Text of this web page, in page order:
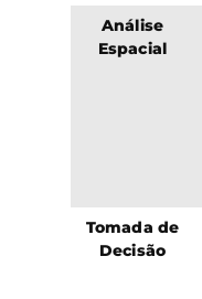
Análise
Espacial
Tomada de
Decisão